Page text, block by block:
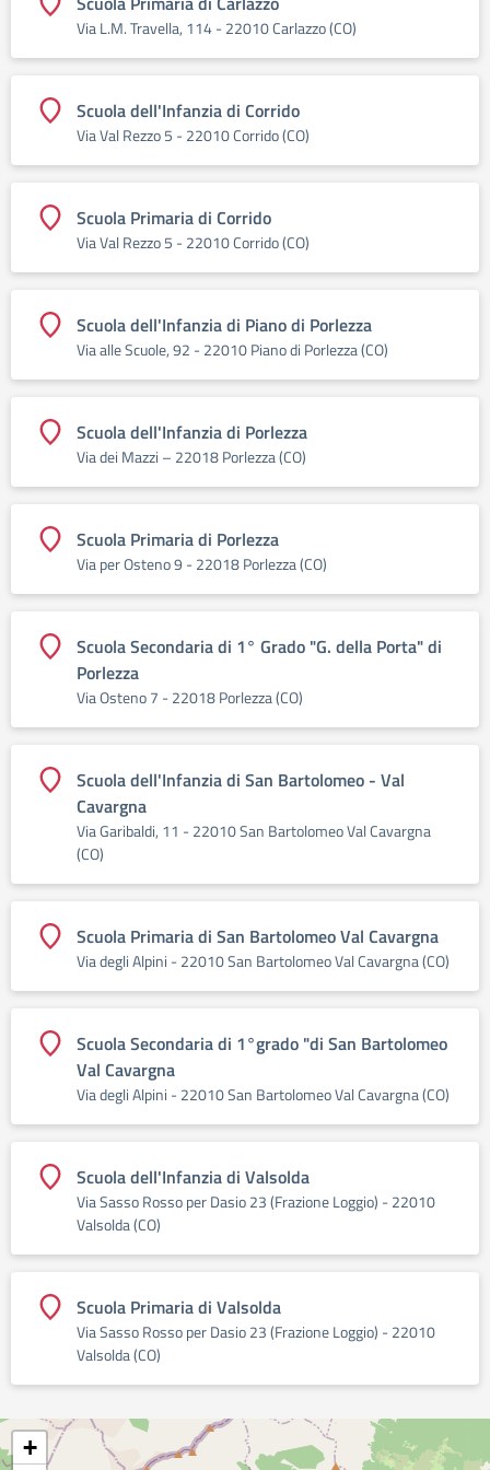
Via L.M. Travella, 114 - 22010 Carlazzo (CO)
Scuola dell'Infanzia di Corrido
Via Val Rezzo 5 - 22010 Corrido (CO)
Scuola Primaria di Corrido
Via Val Rezzo 5 - 22010 Corrido (CO)
Scuola dell'Infanzia di Piano di Porlezza
Via alle Scuole, 92 - 22010 Piano di Porlezza (CO)
Scuola dell'Infanzia di Porlezza
Via dei Mazzi – 22018 Porlezza (CO)
Scuola Primaria di Porlezza
Via per Osteno 9 - 22018 Porlezza (CO)
Scuola Secondaria di 1° Grado "G. della Porta" di
Porlezza
Via Osteno 7 - 22018 Porlezza (CO)
Scuola dell'Infanzia di San Bartolomeo - Val
Cavargna
Via Garibaldi, 11 - 22010 San Bartolomeo Val Cavargna
(CO)
Scuola Primaria di San Bartolomeo Val Cavargna
Via degli Alpini - 22010 San Bartolomeo Val Cavargna (CO)
Scuola Secondaria di 1°grado "di San Bartolomeo
Val Cavargna
Via degli Alpini - 22010 San Bartolomeo Val Cavargna (CO)
Scuola dell'Infanzia di Valsolda
Via Sasso Rosso per Dasio 23 (Frazione Loggio) - 22010
Valsolda (CO)
Scuola Primaria di Valsolda
Via Sasso Rosso per Dasio 23 (Frazione Loggio) - 22010
Valsolda (CO)
+